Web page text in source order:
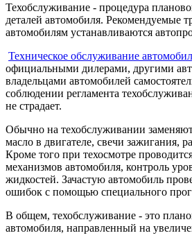
Техобслуживание - процедура
деталей автомобиля. Рекомендуемые
автомобилям устанавливаются
Техническое обслуживание
официальными дилерами, другими
владельцами автомобилей
соблюдении регламента
не страдает.
Обычно на техобслуживании
масло в двигателе, свечи зажигания,
Кроме того при техосмотре
механизмов автомобиля, контроль
жидкостей. Зачастую автомобиль
ошибок с помощью специального
В общем, техобслуживание - это
автомобиля, направленный на